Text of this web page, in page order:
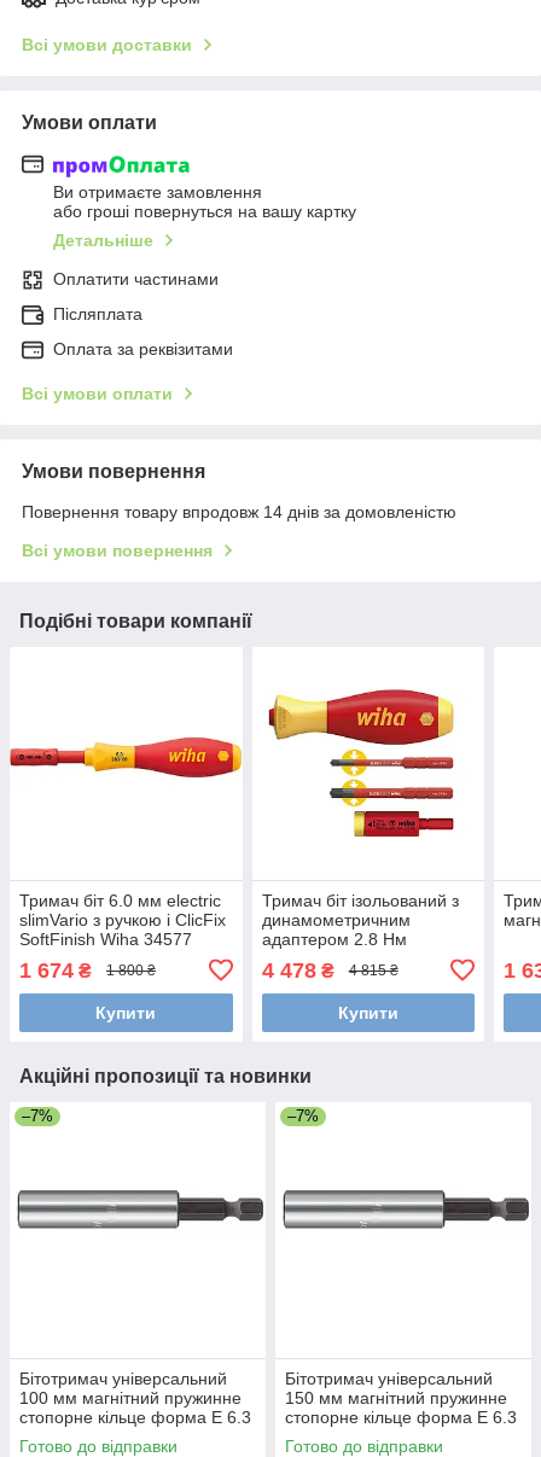
Всі умови доставки
Умови оплати
Ви отримаєте замовлення
або гроші повернуться на вашу картку
Детальніше
Оплатити частинами
Післяплата
Оплата за реквізитами
Всі умови оплати
Умови повернення
Повернення товару впродовж 14 днів за домовленістю
Всі умови повернення
Подібні товари компанії
Тримач біт 6.0 мм electric
slimVario з ручкою і ClicFix
SoftFinish Wiha 34577
1 674 ₴ 1 800 ₴
Купити
Тримач біт ізольований з
динамометричним
адаптером 2.8 Нм
easyTorque і бітами SlimBit
Wiha 41478
4 478₴ 4 815 ₴
Купити
1
Акційні пропозиції та новинки
–7%
Бітотримач універсальний
100 мм магнітний пружинне
стопорне кільце форма E 6.3
Wiha 36092
Готово до відправки
–7%
Бітотримач універсальний
150 мм магнітний пружинне
стопорне кільце форма E 6.3
Wiha 34306
Готово до відправки